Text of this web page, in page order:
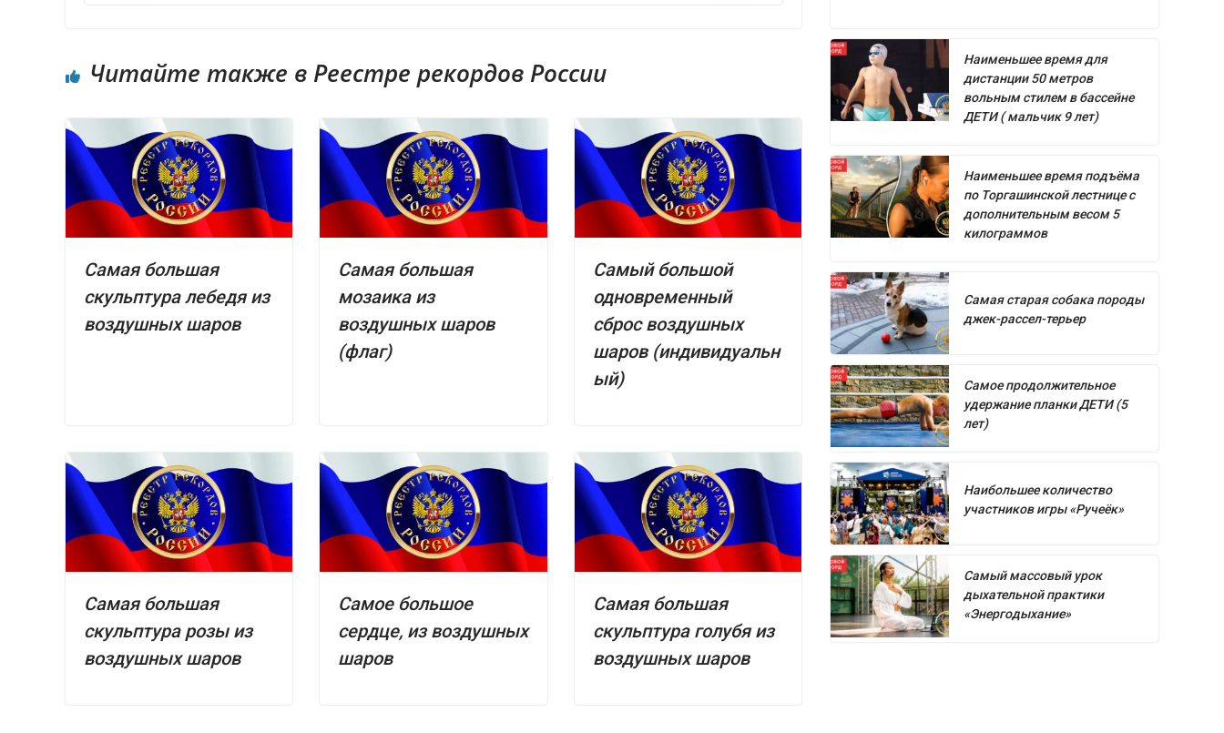
Читайте также в Реестре рекордов России
Самая большая
скульптура лебедя из
воздушных шаров
Самая большая
мозаика из
воздушных шаров
(флаг)
Самый большой
одновременный
сброс воздушных
шаров (индивидуальн
ый)
Самая большая
скульптура розы из
воздушных шаров
Самое большое
сердце, из воздушных
шаров
Самая большая
скульптура голубя из
воздушных шаров
Наименьшее время для
дистанции 50 метров
вольным стилем в бассейне
ДЕТИ ( мальчик 9 лет)
Наименьшее время подъёма
по Торгашинской лестнице с
дополнительным весом 5
килограммов
Самая старая собака породы
джек-рассел-терьер
Самое продолжительное
удержание планки ДЕТИ (5
лет)
Наибольшее количество
участников игры «Ручеёк»
Самый массовый урок
дыхательной практики
«Энергодыхание»